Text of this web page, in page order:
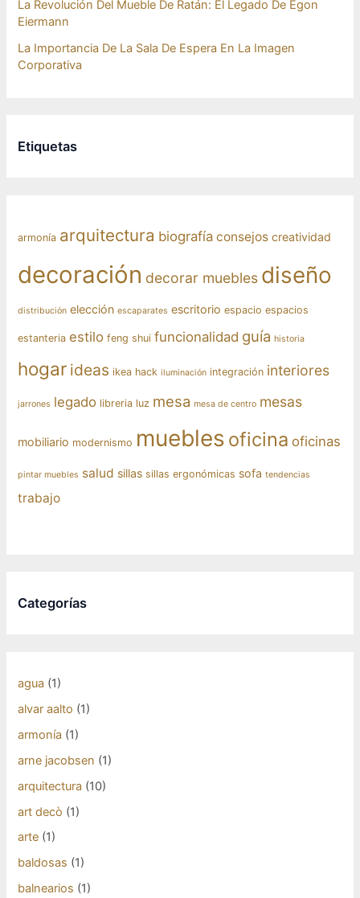
La Revolución Del Mueble De Ratán: El Legado De Egon
Eiermann
La Importancia De La Sala De Espera En La Imagen
Corporativa
Etiquetas
armonía arquitectura biografía consejos creatividad
decoración decorar muebles diseño
distribución elección escaparates escritorio espacio espacios
estanteria estilo feng shui funcionalidad guía historia
hogar ideas ikea hack iluminación integración interiores
jarrones legado libreria luz mesa mesa de centro mesas
mobiliario modernismo muebles oficina oficinas
pintar muebles salud sillas sillas ergonómicas sofa tendencias
trabajo
Categorías
agua (1)
alvar aalto (1)
armonía (1)
arne jacobsen (1)
arquitectura (10)
art decò (1)
arte (1)
baldosas (1)
balnearios (1)